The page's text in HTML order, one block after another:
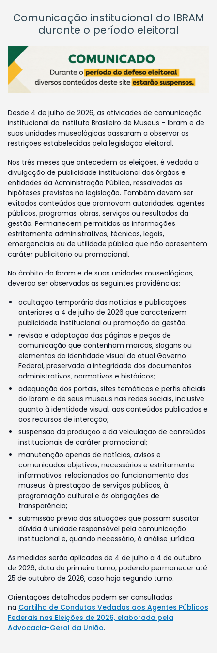
Comunicação institucional do IBRAM
durante o período eleitoral
Desde 4 de julho de 2026, as atividades de comunicação
institucional do Instituto Brasileiro de Museus – Ibram e de
suas unidades museológicas passaram a observar as
restrições estabelecidas pela legislação eleitoral.
Nos três meses que antecedem as eleições, é vedada a
divulgação de publicidade institucional dos órgãos e
entidades da Administração Pública, ressalvadas as
hipóteses previstas na legislação. Também devem ser
evitados conteúdos que promovam autoridades, agentes
públicos, programas, obras, serviços ou resultados da
gestão. Permanecem permitidas as informações
estritamente administrativas, técnicas, legais,
emergenciais ou de utilidade pública que não apresentem
caráter publicitário ou promocional.
No âmbito do Ibram e de suas unidades museológicas,
deverão ser observadas as seguintes providências:
ocultação temporária das notícias e publicações
anteriores a 4 de julho de 2026 que caracterizem
publicidade institucional ou promoção da gestão;
revisão e adaptação das páginas e peças de
comunicação que contenham marcas, slogans ou
elementos da identidade visual do atual Governo
Federal, preservada a integridade dos documentos
administrativos, normativos e históricos;
adequação dos portais, sites temáticos e perfis oficiais
do Ibram e de seus museus nas redes sociais, inclusive
quanto à identidade visual, aos conteúdos publicados e
aos recursos de interação;
suspensão da produção e da veiculação de conteúdos
institucionais de caráter promocional;
manutenção apenas de notícias, avisos e
comunicados objetivos, necessários e estritamente
informativos, relacionados ao funcionamento dos
museus, à prestação de serviços públicos, à
programação cultural e às obrigações de
transparência;
submissão prévia das situações que possam suscitar
dúvida à unidade responsável pela comunicação
institucional e, quando necessário, à análise jurídica.
As medidas serão aplicadas de 4 de julho a 4 de outubro
de 2026, data do primeiro turno, podendo permanecer até
25 de outubro de 2026, caso haja segundo turno.
Orientações detalhadas podem ser consultadas
na Cartilha de Condutas Vedadas aos Agentes Públicos
Federais nas Eleições de 2026, elaborada pela
Advocacia-Geral da União.